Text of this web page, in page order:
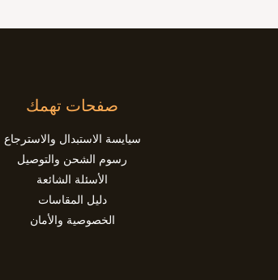
صفحات تهمك
سيايسة الاستبدال والاسترجاع
رسوم الشحن والتوصيل
الأسئلة الشائعة
دليل المقاسات
الخصوصية والأمان